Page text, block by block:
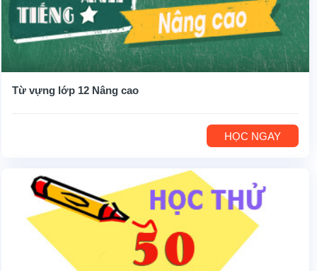
Từ vựng lớp 12 Nâng cao
HỌC NGAY